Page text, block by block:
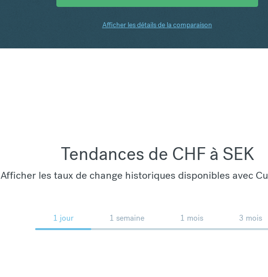
Afficher les détails de la comparaison
Tendances de CHF à SEK
Afficher les taux de change historiques disponibles avec
1 jour 1 semaine 1 mois 3 mois